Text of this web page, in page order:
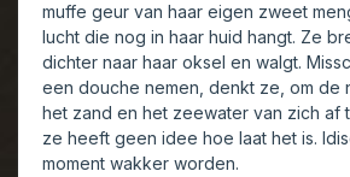
muffe geur van haar eigen zweet
lucht die nog in haar huid hangt. Ze
dichter naar haar oksel en walgt.
een douche nemen, denkt ze, om de
het zand en het zeewater van zich af
ze heeft geen idee hoe laat het is.
moment wakker worden.